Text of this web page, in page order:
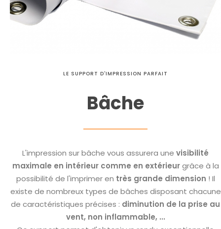
LE SUPPORT D'IMPRESSION PARFAIT
Bâche
L'impression sur bâche vous assurera une visibilité
maximale en intérieur comme en extérieurgrâce à la
possibilité de l'imprimer en très grande dimension ! Il
existe de nombreux types de bâches disposant chacune
de caractéristiques précises : diminution de la prise au
vent, non inflammable, ...